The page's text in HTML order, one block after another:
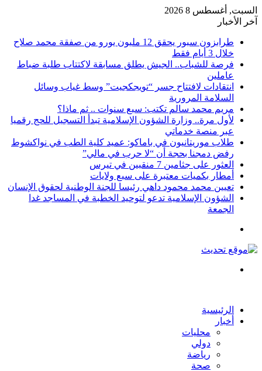
السبت, أغسطس 8 2026
آخر الأخبار
طرابزون سبور يحقق 12 مليون يورو من صفقة محمد صلاح
خلال 3 أيام فقط
فرصة للشباب.. الجيش يطلق مسابقة لاكتتاب طلبة ضباط
عاملين
انتقادات لافتتاح جسر “تويجكجيت” وسط غياب وسائل
السلامة المرورية
مريم محمد سالم تكتب: سبع سنوات .. ثم ماذا؟
لأول مرة.. وزارة الشؤون الإسلامية تبدأ التسجيل للحج رقميا
عبر منصة خدماتي
طلاب موريتانيون في باماكو: عميد كلية الطب في نواكشوط
رفض دمجنا بحجة أن “لا حرب في مالي”
العثور على جثامين 7 منقبين في تيرس
أمطار بكميات معتبرة على سبع ولايات
تعيين محمد محمود داهي رئيسا للجنة الوطنية لحقوق الإنسان
الشؤون الإسلامية تدعو لتوحيد الخطبة في المساجد غدا
الجمعة
الرئيسية
أخبار
محليات
دولي
رياضة
صحة